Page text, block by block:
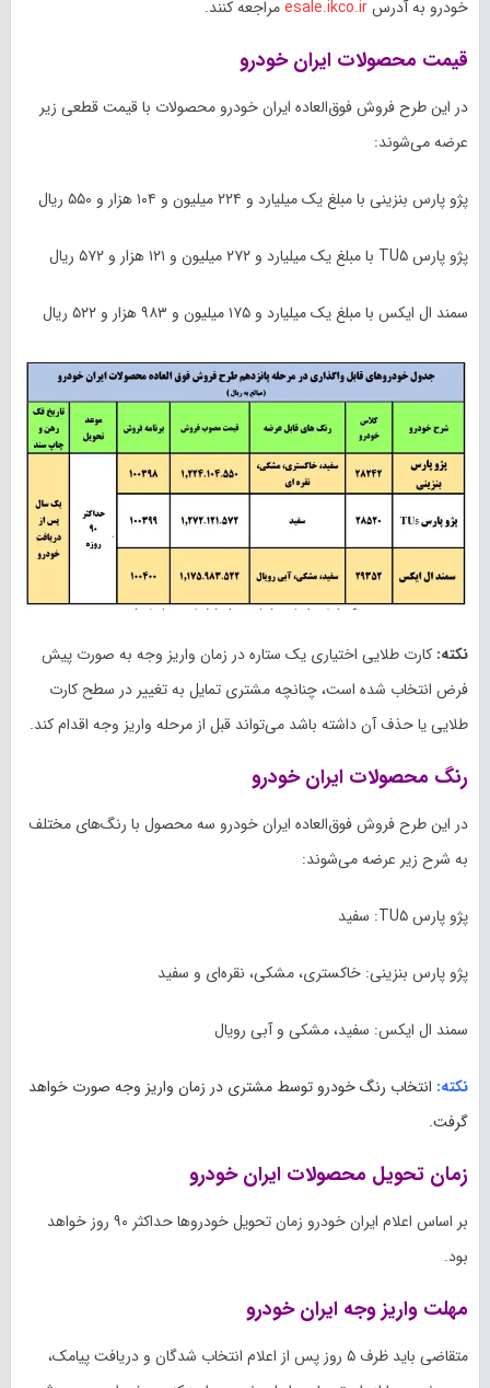
خودرو به آدرسesale.ikco.irمراجعه کنند.
قیمت محصولات ایران خودرو
در این طرح فروش فوق‌العاده ایران خودرو محصولات با قیمت قطعی زیر
عرضه می‌شوند:
پژو پارس بنزینی با مبلغ یک میلیارد و ۲۲۴ میلیون و ۱۰۴ هزار و ۵۵۰ ریال
پژو پارس TU۵ با مبلغ یک میلیارد و ۲۷۲ میلیون و ۱۲۱ هزار و ۵۷۲ ریال
سمند ال ایکس با مبلغ یک میلیارد و ۱۷۵ میلیون و ۹۸۳ هزار و ۵۲۲ ریال
نکته: کارت طلایی اختیاری یک ستاره در زمان واریز وجه به صورت پیش
فرض انتخاب شده است، چنانچه مشتری تمایل به تغییر در سطح کارت
طلایی یا حذف آن داشته باشد می‌تواند قبل از مرحله واریز وجه اقدام کند.
رنگ محصولات ایران خودرو
در این طرح فروش فوق‌العاده ایران خودرو سه محصول با رنگ‌های مختلف
به شرح زیر عرضه می‌شوند:
پژو پارس TU۵: سفید
پژو پارس بنزینی: خاکستری، مشکی، نقره‌ای و سفید
سمند ال ایکس: سفید، مشکی و آبی رویال
نکته: انتخاب رنگ خودرو توسط مشتری در زمان واریز وجه صورت خواهد
گرفت.
زمان تحویل محصولات ایران خودرو
بر اساس اعلام ایران خودرو زمان تحویل خودروها حداکثر ۹۰ روز خواهد
بود.
مهلت واریز وجه ایران خودرو
متقاضی باید ظرف ۵ روز پس از اعلام انتخاب شدگان و دریافت پیامک،